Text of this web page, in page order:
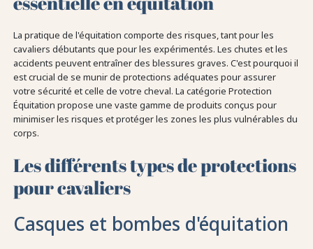
La pratique de l'équitation comporte des risques, tant pour les
cavaliers débutants que pour les expérimentés. Les chutes et les
accidents peuvent entraîner des blessures graves. C'est pourquoi il
est crucial de se munir de protections adéquates pour assurer
votre sécurité et celle de votre cheval. La catégorie Protection
Équitation propose une vaste gamme de produits conçus pour
minimiser les risques et protéger les zones les plus vulnérables du
corps.
Les différents types de protections
pour cavaliers
Casques et bombes d'équitation